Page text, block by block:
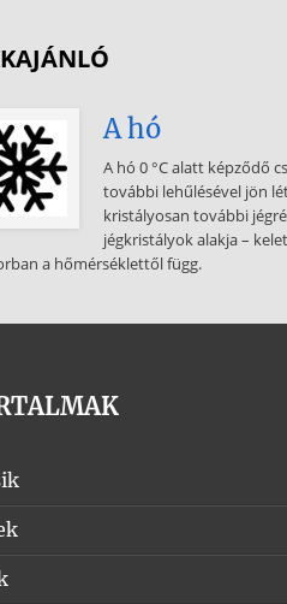
A hó
A hó 0 °C alatt képződő
további lehűlésével jön
kristályosan további
jégkristályok alakja –
a hőmérséklettől függ.